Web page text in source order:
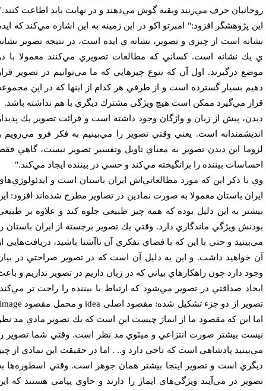
حرف مي‌زنند وبقيه گوش مي‌دهند و در نهايت بايد اطاعت كنند."
پژوهشگر افزود:" امبرتو اكو در اين زمينه به اين اشاره مي‌كند كه ايده
است از چيزي و تصوير، نشانه ي ايده است، در نتيجه تصوير نشانه
نشانه است. كساني كه مطالعات تصويري مي‌كنند معمولا با دو
درگيرند. اول آن كه تنوع چيزهايي كه ما مي‌توانيم در تصوير قرار
بسيار گسترده است و از طرفي هر كدام از اينها كه در اين مجموعه
مي‌گيرد ممكن است هيچ ويژگي مشترك ديگري با هم نداشته باشد.
پيش از زبان و واژگان وجود داشته است و قرائت تصوير يك پديدار
است. يعني وقتي تصوير را مي‌بينيم به فكر فرو مي‌رويم و
اين ديدن تصوير به معناي تاويل وتفسير تصوير نيست، گاهي فقط
بيننده را برانگيخته مي‌‌کند و حسي در بيننده ايجاد مي‌كند."
با ذكر اين كه مورد مطالعاتي‌اش ايران باستان است و ايدئولوژي‌هاي
باستان معمولا به صورت نمادين در تصاوير مطرح شده‌اند افزود: اين
به اين دليل بوده كه همه چيز طبيعي جلوه كند و علاوه بر طبيعي
ويژگي ماندگاري دارد. وقتي يك تصوير برجسته از ايران باستان را
و حتي با اين كه با فضاي تفكري آن ناآشنا باشيد، دريافت‌هايي از
خواهيد داشت. و اين به دليل آن است كه در تصوير صراحتي در بيان
دارد چون راهكارهاي بياني كه در زبان داريم در تصوير نداريم و باعث
صداقتي در تصوير مي‌شود كه ارتباط با بيننده را راحت تر مي‌كند.
تصویر از دو جزء تشکیل شده: مقصود اصلی idea و محمل مقصود image.
اين كه مقصود ما از ايماژ چيست اين است كه يك تصوير مادي مد نظر
بيشتر صورت انتزاعي و مينَوي مد نظر است. وقتي شما تصوير را
پادشاهي است كه تاجي دارد و.. . اما در حقيقت اين نمادي از چيز
است و تصوير اينجا بيشتر همان جوهر است. وقتي اسطوره‌ها به
در مي‌آيند ويژگي‌هاي ايماژ را دارند و حاوي پيامي هستند كه اين